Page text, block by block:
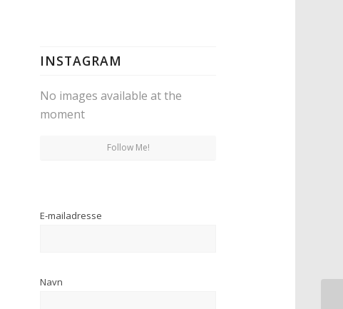
INSTAGRAM
No images available at the
moment
Follow Me!
E-mailadresse
Navn